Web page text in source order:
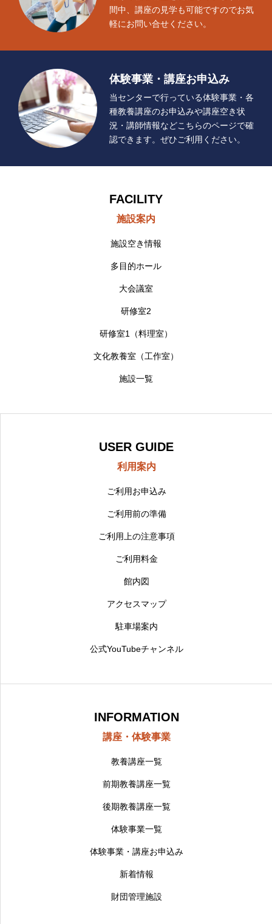
体験事業・講座お申込み Application
個人情報保護方針
間中、講座の見学も可能ですのでお気
軽にお問い合せください。
体験事業・講座お申込み
当センターで行っている体験事業・各
種教養講座のお申込みや講座空き状
況・講師情報などこちらのページで確
認できます。ぜひご利用ください。
FACILITY
施設案内
施設空き情報
多目的ホール
大会議室
研修室2
研修室1（料理室）
文化教養室（工作室）
施設一覧
USER GUIDE
利用案内
ご利用お申込み
ご利用前の準備
ご利用上の注意事項
ご利用料金
館内図
アクセスマップ
駐車場案内
公式YouTubeチャンネル
INFORMATION
講座・体験事業
教養講座一覧
前期教養講座一覧
後期教養講座一覧
体験事業一覧
体験事業・講座お申込み
新着情報
財団管理施設